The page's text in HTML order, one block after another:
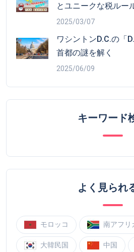
とユニークな税ルー
2025/03/07
ワシントンD.C.の「
首都の謎を解く
2025/06/09
キーワード
よく見られ
モロッコ 南アフリ
大韓民国 中国